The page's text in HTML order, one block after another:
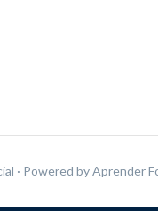
· Powered byAprender